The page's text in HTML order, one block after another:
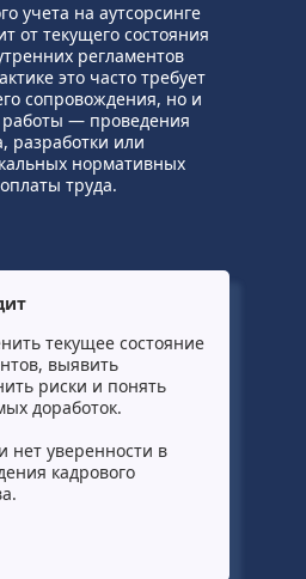
учета на аутсорсинге
от текущего состояния
регламентов
это часто требует
сопровождения, но и
— проведения
разработки или
нормативных
труда.
текущее состояние
выявить
риски и понять
доработок.
нет уверенности в
кадрового